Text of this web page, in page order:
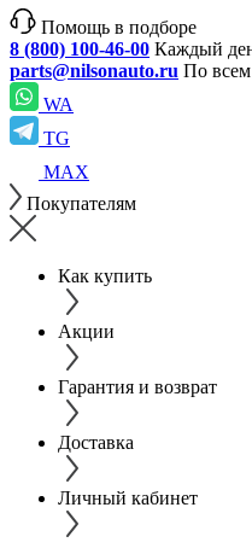
Помощь в подборе
8 (800) 100-46-00 Каждый
parts@nilsonauto.ru По
WA
TG
MAX
Покупателям
Как купить
Акции
Гарантия и возврат
Доставка
Личный кабинет